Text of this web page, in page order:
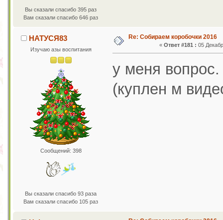
Вы сказали спасибо 395 раз
Вам сказали спасибо 646 раз
НАТУСЯ83
Изучаю азы воспитания
Сообщений: 398
Вы сказали спасибо 93 раза
Вам сказали спасибо 105 раз
Re: Собираем коробочки 2016
« Ответ #181 : 05
у меня
(куплен м